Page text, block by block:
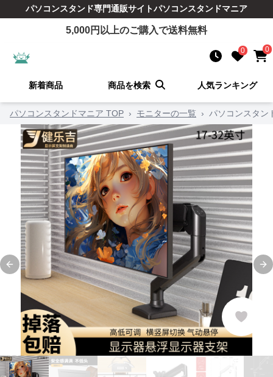
パソコンスタンド専門通販サイトパソコンスタンドマニア
5,000円以上のご購入で送料無料
0 0
新着商品 商品を検索 人気ランキング
パソコンスタンドマニア TOP › モニターの一覧 › パソコンスタン
Previous slide